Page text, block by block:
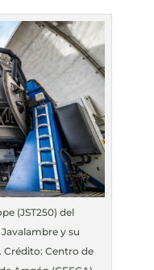
(JST250) del
y su
Centro de